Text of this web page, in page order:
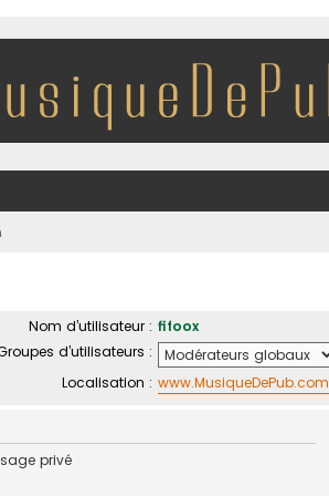
Nom d’utilisateur : fifoox
d’utilisateurs :
Localisation : www.MusiqueDePub.com
privé